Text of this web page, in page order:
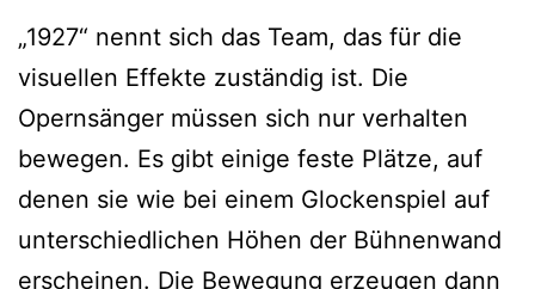
„1927“ nennt sich das Team, das für die
visuellen Effekte zuständig ist. Die
Opernsänger müssen sich nur verhalten
bewegen. Es gibt einige feste Plätze, auf
denen sie wie bei einem Glockenspiel auf
unterschiedlichen Höhen der Bühnenwand
erscheinen. Die Bewegung erzeugen dann